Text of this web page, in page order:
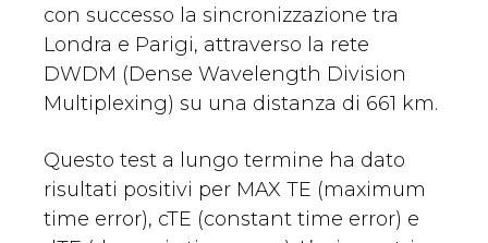
con successo la sincronizzazione tra
Londra e Parigi, attraverso la rete
DWDM (Dense Wavelength Division
Multiplexing) su una distanza di 661 km.
Questo test a lungo termine ha dato
risultati positivi per MAX TE (maximum
time error), cTE (constant time error) e